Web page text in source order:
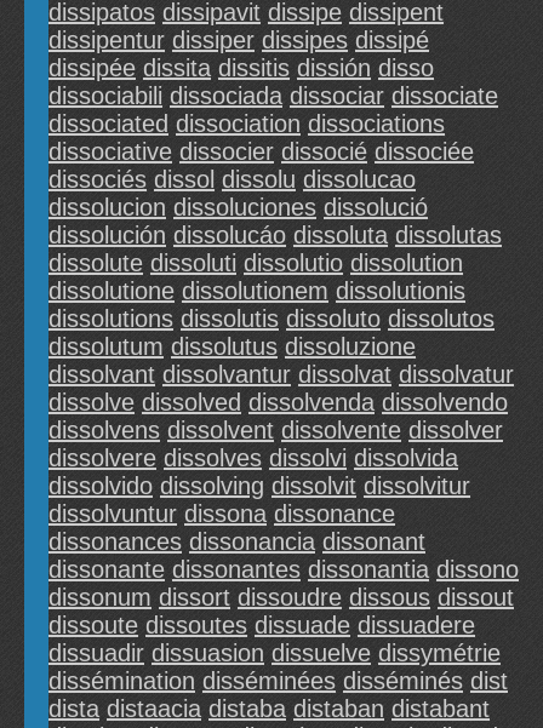
dissipatos dissipavit dissipe dissipent
dissipentur dissiper dissipes dissipé
dissipée dissita dissitis dissión disso
dissociabili dissociada dissociar dissociate
dissociated dissociation dissociations
dissociative dissocier dissocié dissociée
dissociés dissol dissolu dissolucao
dissolucion dissoluciones dissolució
dissolución dissolucáo dissoluta dissolutas
dissolute dissoluti dissolutio dissolution
dissolutione dissolutionem dissolutionis
dissolutions dissolutis dissoluto dissolutos
dissolutum dissolutus dissoluzione
dissolvant dissolvantur dissolvat dissolvatur
dissolve dissolved dissolvenda dissolvendo
dissolvens dissolvent dissolvente dissolver
dissolvere dissolves dissolvi dissolvida
dissolvido dissolving dissolvit dissolvitur
dissolvuntur dissona dissonance
dissonances dissonancia dissonant
dissonante dissonantes dissonantia dissono
dissonum dissort dissoudre dissous dissout
dissoute dissoutes dissuade dissuadere
dissuadir dissuasion dissuelve dissymétrie
dissémination disséminées disséminés dist
dista distaacia distaba distaban distabant